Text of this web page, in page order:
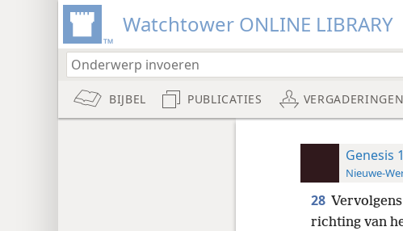
Watchtower ONLINE LIBRARY
BIJBEL PUBLICATIES VERGADERINGEN
Genesis
Nieuwe-
28
richting van